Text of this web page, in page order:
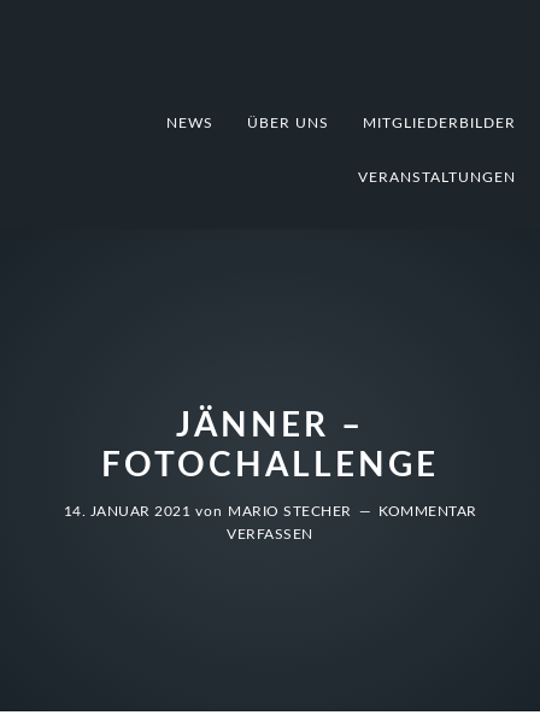
NEWS ÜBER UNS MITGLIEDERBILDER
VERANSTALTUNGEN
JÄNNER –
FOTOCHALLENGE
14. JANUAR 2021 von MARIO STECHER
KOMMENTAR
VERFASSEN